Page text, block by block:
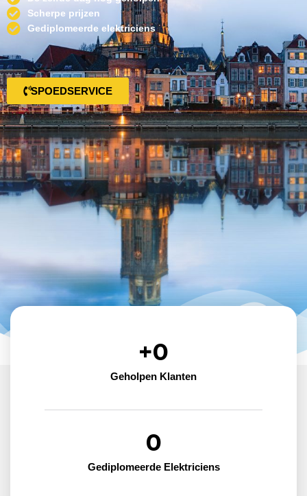
Scherpe prijzen
Gediplomeerde elektriciens
SPOEDSERVICE
Geholpen Klanten
+0
Gediplomeerde Elektriciens
0